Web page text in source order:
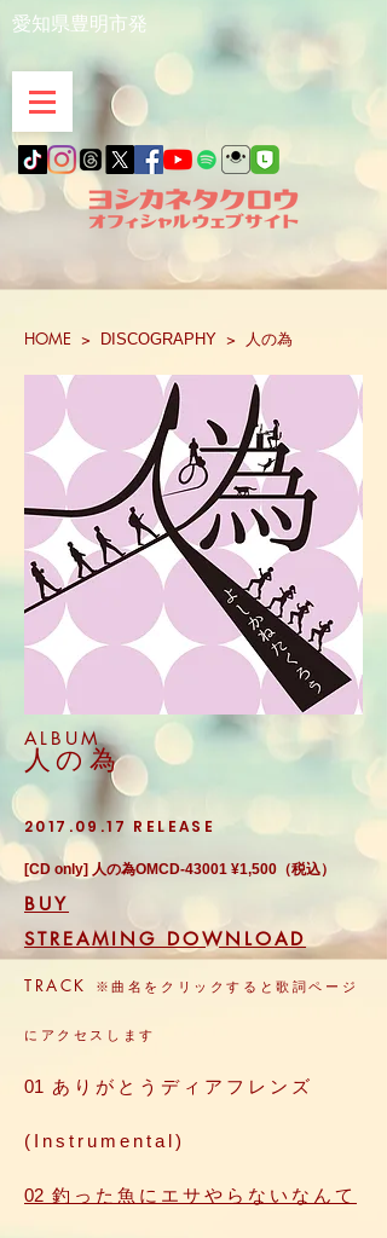
愛知県豊明市発
HOME > DISCOGRAPHY > 人の為
ALBUM
人の為
2017.09.17 RELEASE
[CD only] 人の為OMCD-43001 ¥1,500（税込）
BUY
STREAMING DOWNLOAD
TRACK ※曲名をクリックすると歌詞ページ
にアクセスします
01 ありがとうディアフレンズ
(Instrumental)
02 釣った魚にエサやらないなんて